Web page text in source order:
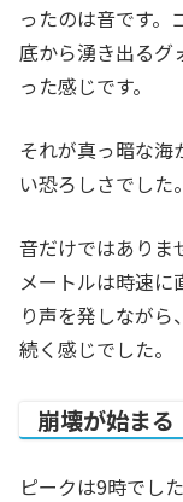
ったのは音です。
底から湧き出るグ
った感じです。
それが真っ暗な
い恐ろしさでした。
音だけではありま
メートルは時速
り声を発しながら
続く感じでした。
崩壊が始まる
ピークは9時でし